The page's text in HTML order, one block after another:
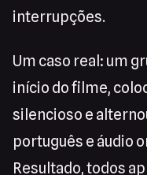
interrupções.
Um caso real: um
início do filme,
silencioso e
português e áudio
Resultado, todos